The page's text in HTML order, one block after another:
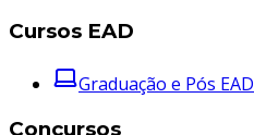
Cursos EAD
Graduação e Pós EAD
Concursos